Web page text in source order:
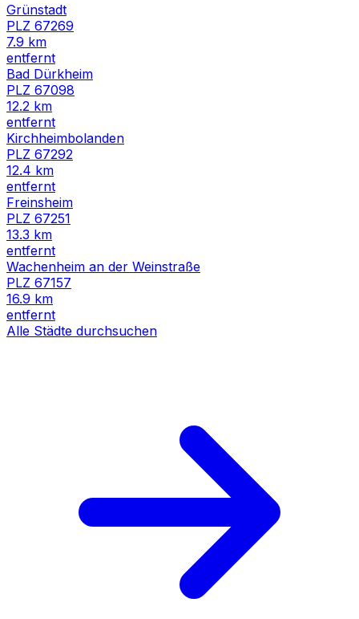
Grünstadt
PLZ 67269
7.9 km
entfernt
Bad Dürkheim
PLZ 67098
12.2 km
entfernt
Kirchheimbolanden
PLZ 67292
12.4 km
entfernt
Freinsheim
PLZ 67251
13.3 km
entfernt
Wachenheim an der Weinstraße
PLZ 67157
16.9 km
entfernt
Alle Städte durchsuchen